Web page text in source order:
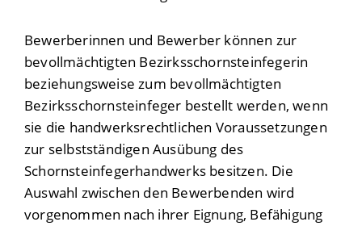
Bewerberinnen und Bewerber können zur
bevollmächtigten Bezirksschornsteinfegerin
beziehungsweise zum bevollmächtigten
Bezirksschornsteinfeger bestellt werden, wenn
sie die handwerksrechtlichen Voraussetzungen
zur selbstständigen Ausübung des
Schornsteinfegerhandwerks besitzen. Die
Auswahl zwischen den Bewerbenden wird
vorgenommen nach ihrer Eignung, Befähigung